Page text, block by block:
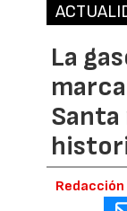
La
Santa